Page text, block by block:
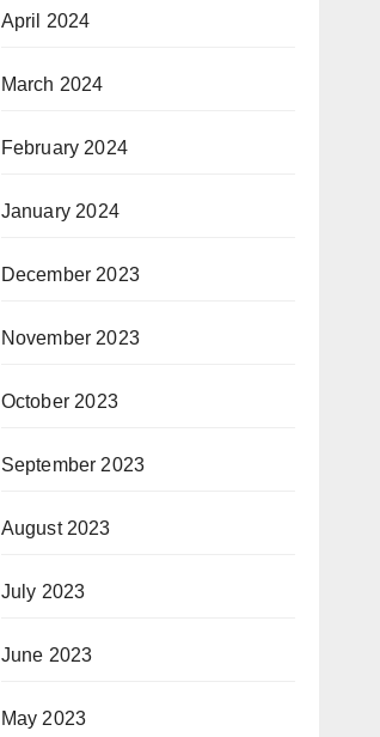
April 2024
March 2024
February 2024
January 2024
December 2023
November 2023
October 2023
September 2023
August 2023
July 2023
June 2023
May 2023